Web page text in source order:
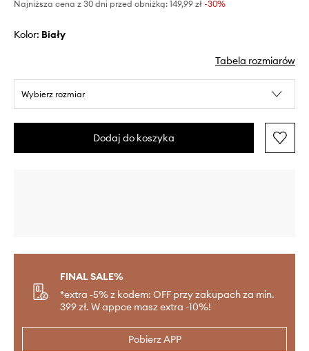
Najniższa cena z 30 dni przed obniżką: 149,99 zł -30%
Kolor: biały
Tabela rozmiarów
Wybierz rozmiar
Dodaj do koszyka
FINAL SALE%
*extra -5% z kodem: OFF przy zakupach za min.
399 zł. W appce masz extra -10%!
Pobierz APP